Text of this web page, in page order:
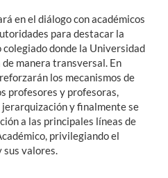
en el diálogo con académicos
para destacar la
donde la Universidad
manera transversal. En
los mecanismos de
profesores y profesoras,
y finalmente se
a las principales líneas de
privilegiando el
valores.